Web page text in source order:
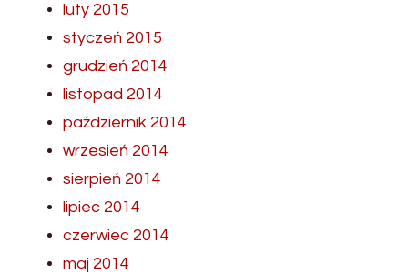
luty 2015
styczeń 2015
grudzień 2014
listopad 2014
październik 2014
wrzesień 2014
sierpień 2014
lipiec 2014
czerwiec 2014
maj 2014